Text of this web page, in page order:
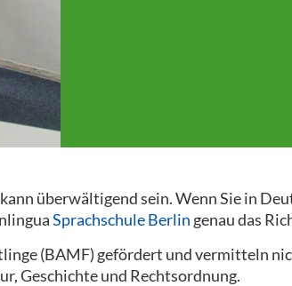
überwältigend sein. Wenn Sie in
Sprachschule Berlin genau das
(BAMF) gefördert und vermitteln
Geschichte und Rechtsordnung.